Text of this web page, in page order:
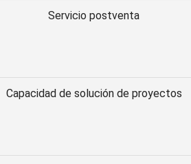
Servicio postventa
Capacidad de solución de proyectos